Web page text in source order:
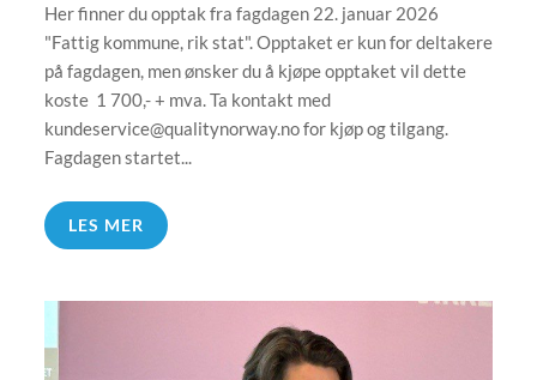
Her finner du opptak fra fagdagen 22. januar 2026
"Fattig kommune, rik stat". Opptaket er kun for deltakere
på fagdagen, men ønsker du å kjøpe opptaket vil dette
koste 1 700,- + mva. Ta kontakt med
kundeservice@qualitynorway.nofor kjøp og tilgang.
Fagdagen startet...
LES MER